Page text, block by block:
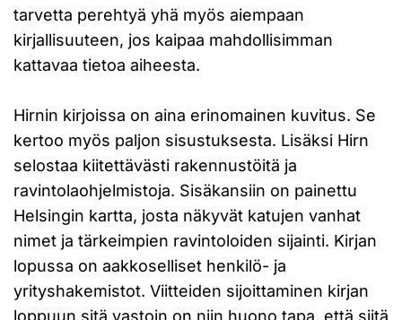
tarvetta perehtyä yhä myös aiempaan
kirjallisuuteen, jos kaipaa mahdollisimman
kattavaa tietoa aiheesta.
Hirnin kirjoissa on aina erinomainen kuvitus. Se
kertoo myös paljon sisustuksesta. Lisäksi Hirn
selostaa kiitettävästi rakennustöitä ja
ravintolaohjelmistoja. Sisäkansiin on painettu
Helsingin kartta, josta näkyvät katujen vanhat
nimet ja tärkeimpien ravintoloiden sijainti. Kirjan
lopussa on aakkoselliset henkilö- ja
yrityshakemistot. Viitteiden sijoittaminen kirjan
loppuun sitä vastoin on niin huono tapa, että siitä